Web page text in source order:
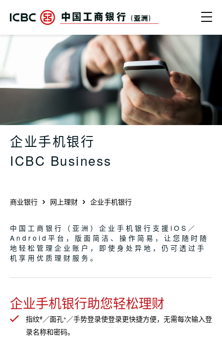
企业手机银行 ICBC Business - 中国
企业手机银行
ICBC Business
商业银行 网上理财 企业手机银行
中国工商银行（亚洲）企业手机银行支援iOS／
Android平台，版面简洁、操作简易，让您随时随
地轻松管理企业账户，即使身处异地，仍可透过手
机享用优质理财服务。
企业手机银行助您轻松理财
指纹# ／面孔+ ／手势登录使登录更快捷方便，无需每次输入登
录名称和密码。